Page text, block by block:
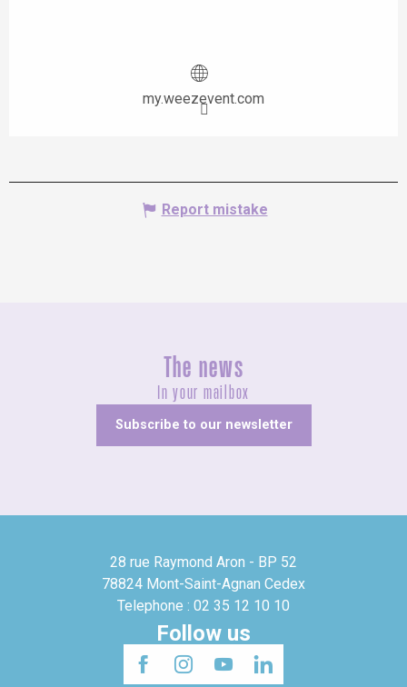
my.weezevent.com
Report mistake
The news
In your mailbox
Subscribe to our newsletter
28 rue Raymond Aron - BP 52
78824 Mont-Saint-Agnan Cedex
Telephone : 02 35 12 10 10
Follow us